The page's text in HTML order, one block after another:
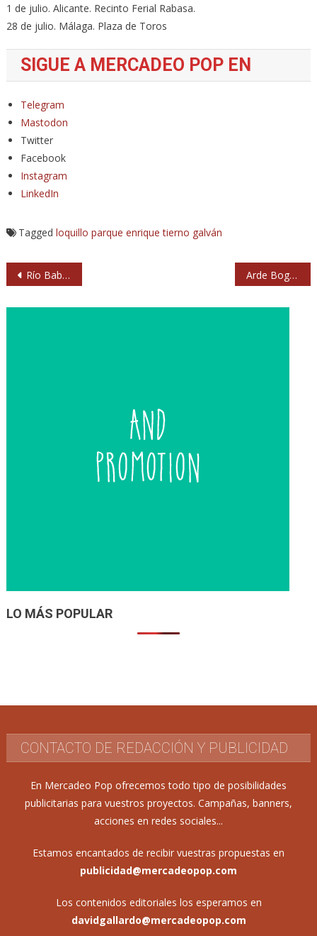
1 de julio. Alicante. Recinto Ferial Rabasa.
28 de julio. Málaga. Plaza de Toros
SIGUE A MERCADEO POP EN
Telegram
Mastodon
Twitter
Facebook
Instagram
LinkedIn
Tagged loquillo parque enrique tierno galván
Navegación
Río Babel 2023: cartel, información y entradas Arde Bogotá sueltan a ‘Los perros’… y ladran rock
LO MÁS POPULAR
CONTACTO DE REDACCIÓN Y PUBLICIDAD
En Mercadeo Pop ofrecemos todo tipo de posibilidades
publicitarias para vuestros proyectos. Campañas, banners,
acciones en redes sociales...
Estamos encantados de recibir vuestras propuestas en
publicidad@mercadeopop.com
Los contenidos editoriales los esperamos en
davidgallardo@mercadeopop.com